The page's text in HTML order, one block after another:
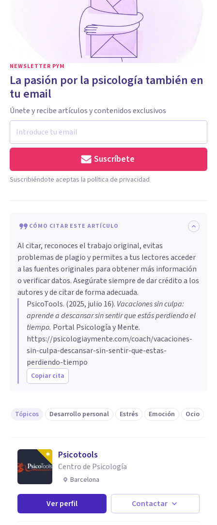
NEWSLETTER PYM
La pasión por la psicología también en
tu email
Únete y recibe artículos y contenidos exclusivos
Suscríbete
Suscribiéndote aceptas la política de privacidad
CÓMO CITAR ESTE ARTÍCULO
Al citar, reconoces el trabajo original, evitas
problemas de plagio y permites a tus lectores acceder
a las fuentes originales para obtener más información
o verificar datos. Asegúrate siempre de dar crédito a los
autores y de citar de forma adecuada.
PsicoTools. (2025, julio 16). Vacaciones sin culpa:
aprende a descansar sin sentir que estás perdiendo el
tiempo. Portal Psicología y Mente.
https://psicologiaymente.com/coach/vacaciones-
sin-culpa-descansar-sin-sentir-que-estas-
perdiendo-tiempo
Copiar cita
Tópicos Desarrollo personal Estrés Emoción Ocio
Psicotools
Centro de Psicología
Barcelona
Ver perfil Contactar